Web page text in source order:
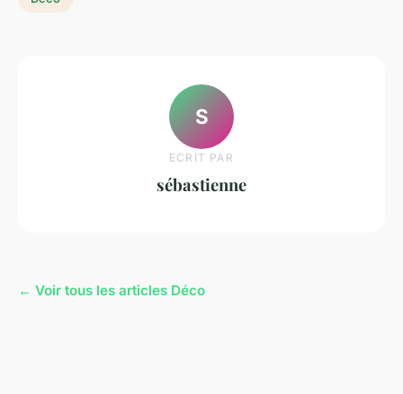
S
ECRIT PAR
sébastienne
← Voir tous les articles Déco